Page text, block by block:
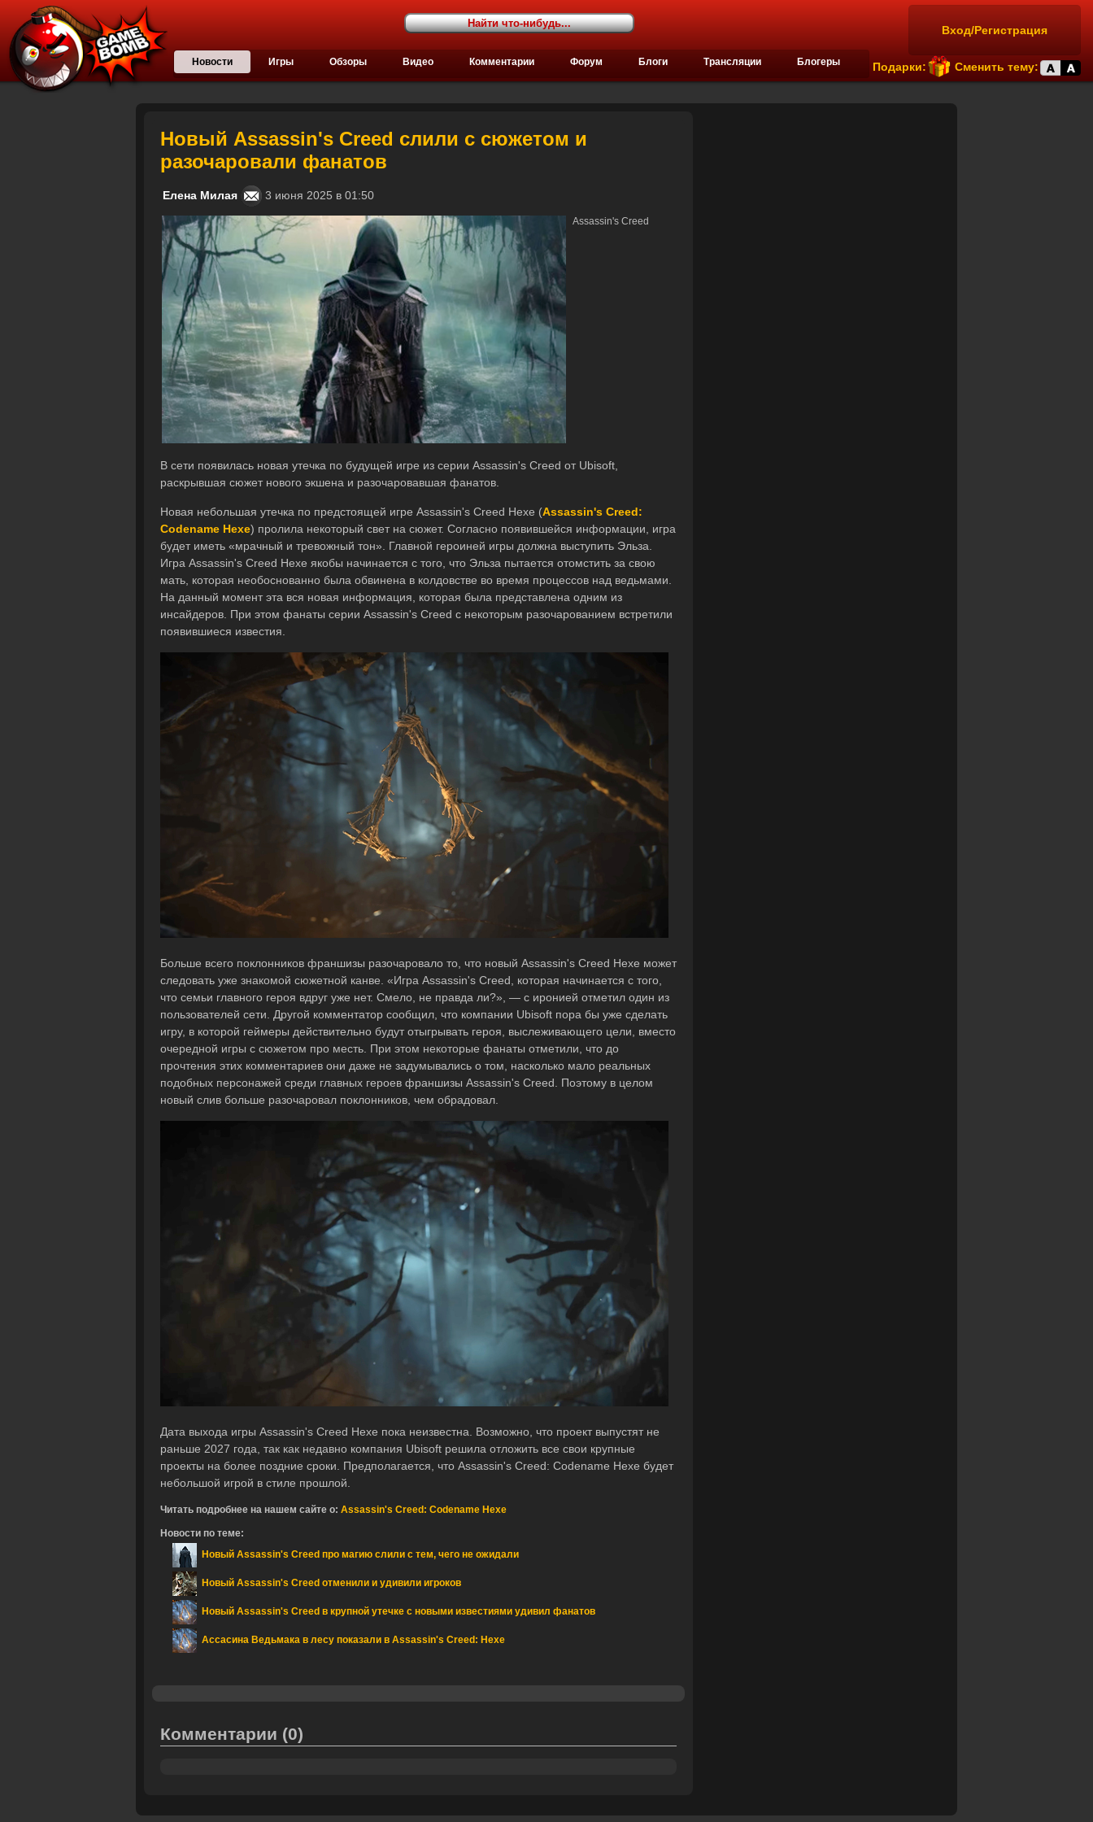
Вход/Регистрация
Подарки: Сменить тему:
Новости Игры Обзоры Видео Комментарии Форум Блоги Трансляции Блогеры
Новый Assassin's Creed слили с сюжетом и
разочаровали фанатов
Елена Милая 3 июня 2025 в 01:50
Assassin's Creed
В сети появилась новая утечка по будущей игре из серии Assassin's Creed от Ubisoft,
раскрывшая сюжет нового экшена и разочаровавшая фанатов.
Новая небольшая утечка по предстоящей игре Assassin's Creed Hexe (Assassin's Creed:
Codename Hexe) пролила некоторый свет на сюжет. Согласно появившейся информации, игра
будет иметь «мрачный и тревожный тон». Главной героиней игры должна выступить Эльза.
Игра Assassin's Creed Hexe якобы начинается с того, что Эльза пытается отомстить за свою
мать, которая необоснованно была обвинена в колдовстве во время процессов над ведьмами.
На данный момент эта вся новая информация, которая была представлена одним из
инсайдеров. При этом фанаты серии Assassin's Creed с некоторым разочарованием встретили
появившиеся известия.
Больше всего поклонников франшизы разочаровало то, что новый Assassin's Creed Hexe может
следовать уже знакомой сюжетной канве. «Игра Assassin's Creed, которая начинается с того,
что семьи главного героя вдруг уже нет. Смело, не правда ли?», — с иронией отметил один из
пользователей сети. Другой комментатор сообщил, что компании Ubisoft пора бы уже сделать
игру, в которой геймеры действительно будут отыгрывать героя, выслеживающего цели, вместо
очередной игры с сюжетом про месть. При этом некоторые фанаты отметили, что до
прочтения этих комментариев они даже не задумывались о том, насколько мало реальных
подобных персонажей среди главных героев франшизы Assassin's Creed. Поэтому в целом
новый слив больше разочаровал поклонников, чем обрадовал.
Дата выхода игры Assassin's Creed Hexe пока неизвестна. Возможно, что проект выпустят не
раньше 2027 года, так как недавно компания Ubisoft решила отложить все свои крупные
проекты на более поздние сроки. Предполагается, что Assassin's Creed: Codename Hexe будет
небольшой игрой в стиле прошлой.
Читать подробнее на нашем сайте о: Assassin's Creed: Codename Hexe
Новости по теме:
Новый Assassin's Creed про магию слили с тем, чего не ожидали
Новый Assassin's Creed отменили и удивили игроков
Новый Assassin's Creed в крупной утечке с новыми известиями удивил фанатов
Ассасина Ведьмака в лесу показали в Assassin's Creed: Hexe
Комментарии (0)